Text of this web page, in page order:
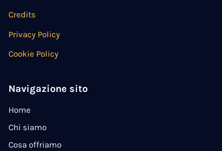
Credits
Privacy Policy
Cookie Policy
Navigazione sito
Home
Chi siamo
Cosa offriamo